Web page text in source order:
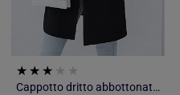
Cappotto dritto abbottonato Kebello